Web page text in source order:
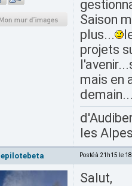
Saison
plus...
projets
mais en
les
lepilotebeta Posté à 21h15 le
Salut,